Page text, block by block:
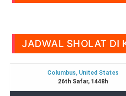
JADWAL SHOLAT DI